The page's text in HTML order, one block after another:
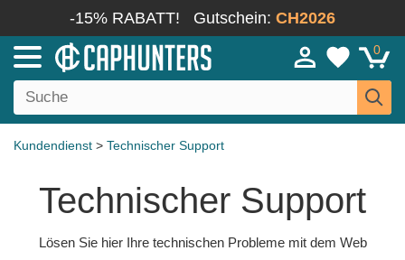
-15% RABATT! Gutschein: CH2026
0
Kundendienst > Technischer Support
Technischer Support
Lösen Sie hier Ihre technischen Probleme mit dem Web